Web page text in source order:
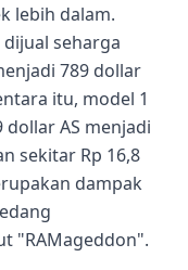
lebih dalam.
dijual seharga
789 dollar
itu, model 1
AS menjadi
sekitar Rp 16,8
dampak
"RAMageddon".